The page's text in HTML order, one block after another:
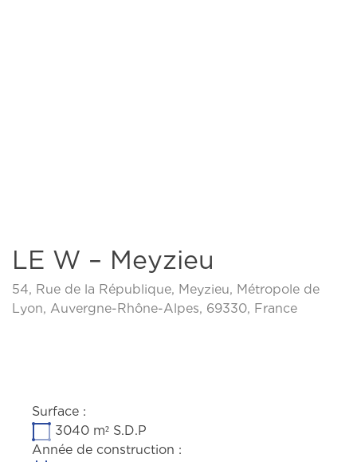
LE W – Meyzieu
54, Rue de la République, Meyzieu, Métropole de
Lyon, Auvergne-Rhône-Alpes, 69330, France
Surface :
3040 m² S.D.P
Année de construction :